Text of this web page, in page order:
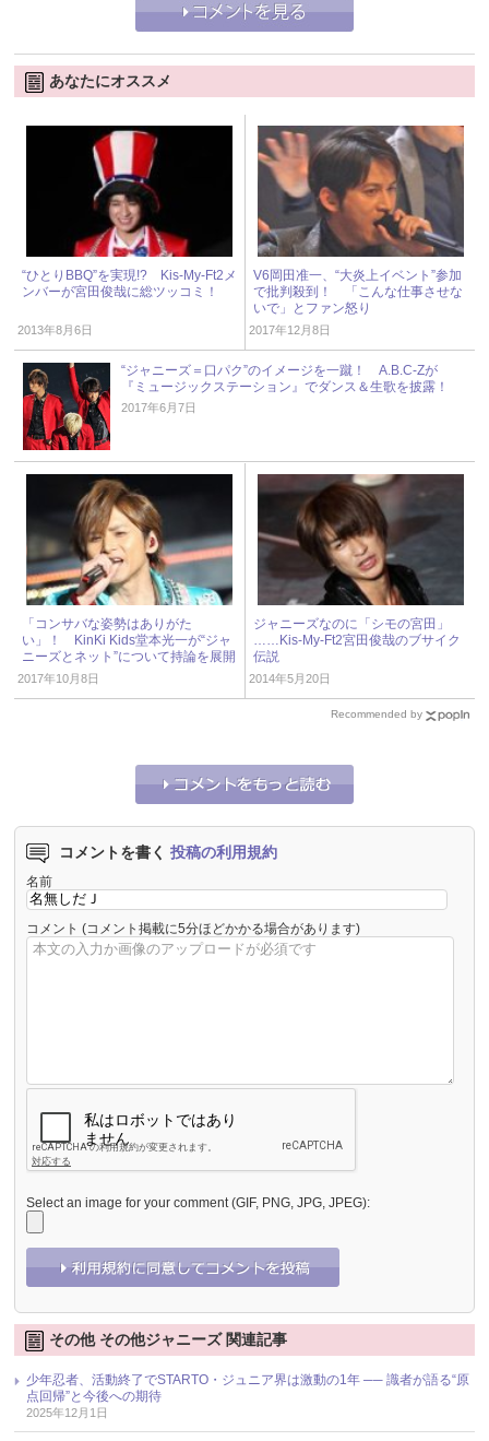
あなたにオススメ
“ひとりBBQ”を実現!? Kis-My-Ft2メ
ンバーが宮田俊哉に総ツッコミ！
2013年8月6日
V6岡田准一、“大炎上イベント”参加
で批判殺到！ 「こんな仕事させな
いで」とファン怒り
2017年12月8日
“ジャニーズ＝口パク”のイメージを一蹴！ A.B.C-Zが
『ミュージックステーション』でダンス＆生歌を披露！
2017年6月7日
「コンサバな姿勢はありがた
い」！ KinKi Kids堂本光一が“ジャ
ニーズとネット”について持論を展開
2017年10月8日
ジャニーズなのに「シモの宮田」
……Kis-My-Ft2宮田俊哉のブサイク
伝説
2014年5月20日
Recommended by
コメントを書く 投稿の利用規約
名前
コメント (コメント掲載に5分ほどかかる場合があります)
Select an image for your comment (GIF, PNG, JPG, JPEG):
その他 その他ジャニーズ 関連記事
少年忍者、活動終了でSTARTO・ジュニア界は激動の1年 ── 識者が語る“原
点回帰”と今後への期待
2025年12月1日